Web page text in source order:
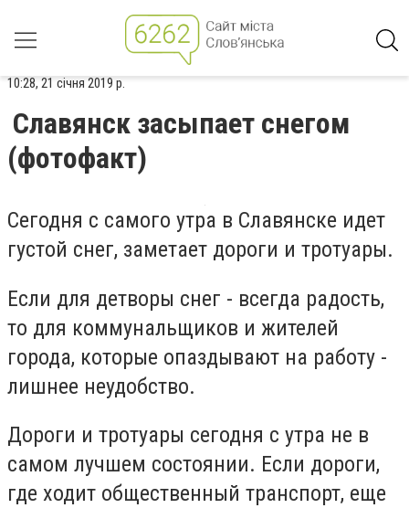
10:28, 21 січня 2019 р.
Славянск засыпает снегом
(фотофакт)
Сегодня с самого утра в Славянске идет
густой снег, заметает дороги и тротуары.
Если для детворы снег - всегда радость,
то для коммунальщиков и жителей
города, которые опаздывают на работу -
лишнее неудобство.
Дороги и тротуары сегодня с утра не в
самом лучшем состоянии. Если дороги,
где ходит общественный транспорт, еще